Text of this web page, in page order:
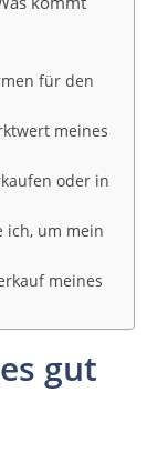
für den
meines
oder in
ich, um mein
meines
gut